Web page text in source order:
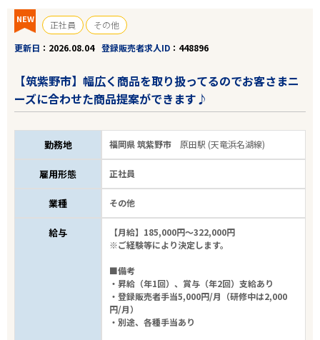
NEW 正社員
その他
更新日
2026.08.04 登録販売者求人ID 448896
【筑紫野市】幅広く商品を取り扱ってるのでお客さまニ
ーズに合わせた商品提案ができます♪
勤務地 福岡県 筑紫野市 原田駅 (天竜浜名湖線)
雇用形態 正社員
業種 その他
給与
【月給】185,000円～322,000円
※ご経験等により決定します。
■備考
・昇給（年1回）、賞与（年2回）支給あり
・登録販売者手当5,000円/月（研修中は2,000
円/月）
・別途、各種手当あり